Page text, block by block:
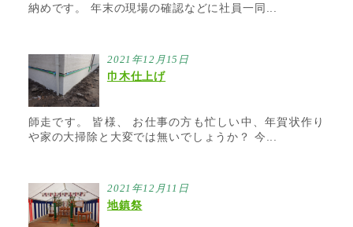
納めです。 年末の現場の確認などに社員一同...
2021年12月15日
巾木仕上げ
師走です。 皆様、 お仕事の方も忙しい中、年賀状作り
や家の大掃除と大変では無いでしょうか？ 今...
2021年12月11日
地鎮祭